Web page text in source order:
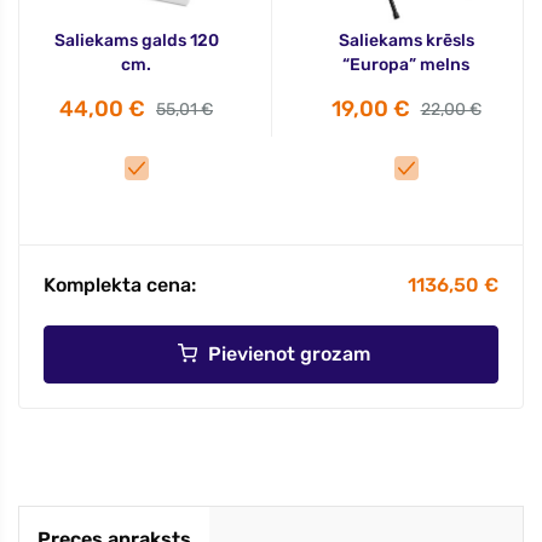
Saliekams galds 120
cm.
44,00 € 55,01 €
Saliekams krēsls
“Europa” melns
19,00 € 22,00 €
Komplekta cena: 1136,50 €
Pievienot grozam